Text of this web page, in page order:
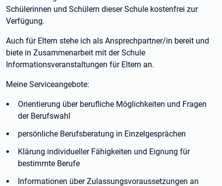
Schülerinnen und Schülern dieser Schule kostenfrei zur
Verfügung.
Auch für Eltern stehe ich als Ansprechpartner/in bereit und
biete in Zusammenarbeit mit der Schule
Informationsveranstaltungen für Eltern an.
Meine Serviceangebote:
Orientierung über berufliche Möglichkeiten und Fragen
der Berufswahl
persönliche Berufsberatung in Einzelgesprächen
Klärung individueller Fähigkeiten und Eignung für
bestimmte Berufe
Informationen über Zulassungsvoraussetzungen an